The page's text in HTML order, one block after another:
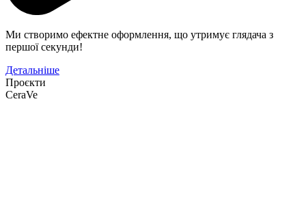
Ми створимо ефектне оформлення, що утримує глядача з
першої секунди!
Детальніше
Проєкти
CeraVe